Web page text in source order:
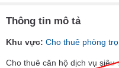
Thông tin mô tả
Khu vực: Cho thuê phòng
Cho thuê căn hộ dịch vụ siêu